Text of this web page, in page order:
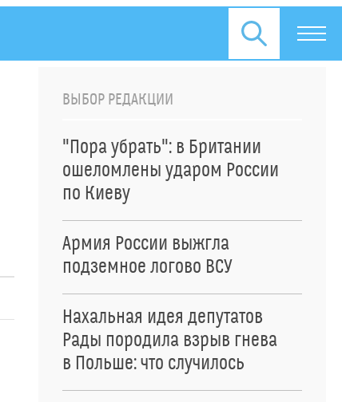
ВЫБОР РЕДАКЦИИ
"Пора убрать": в Британии
ошеломлены ударом России
по Киеву
Армия России выжгла
подземное логово ВСУ
Нахальная идея депутатов
Рады породила взрыв гнева
в Польше: что случилось